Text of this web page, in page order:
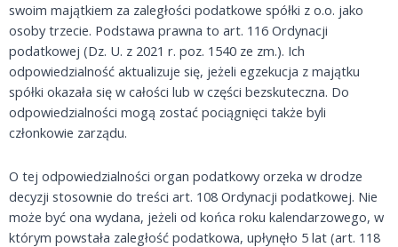
swoim majątkiem za zaległości podatkowe spółki z o.o. jako
osoby trzecie. Podstawa prawna to art. 116 Ordynacji
podatkowej (Dz. U. z 2021 r. poz. 1540 ze zm.). Ich
odpowiedzialność aktualizuje się, jeżeli egzekucja z majątku
spółki okazała się w całości lub w części bezskuteczna. Do
odpowiedzialności mogą zostać pociągnięci także byli
członkowie zarządu.
O tej odpowiedzialności organ podatkowy orzeka w drodze
decyzji stosownie do treści art. 108 Ordynacji podatkowej. Nie
może być ona wydana, jeżeli od końca roku kalendarzowego, w
którym powstała zaległość podatkowa, upłynęło 5 lat (art. 118